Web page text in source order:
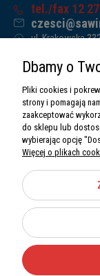
tel./fax 12
ul. Krakowska
Sawim Group
NIP: 5130284470
REGON:
O nas
Informacje
Moje konto
Kategorie
Dbamy o
Pliki cookies i
strony i pomagają
zaakceptować
do sklepu lub
wybierając opcję
Więcej o plikach